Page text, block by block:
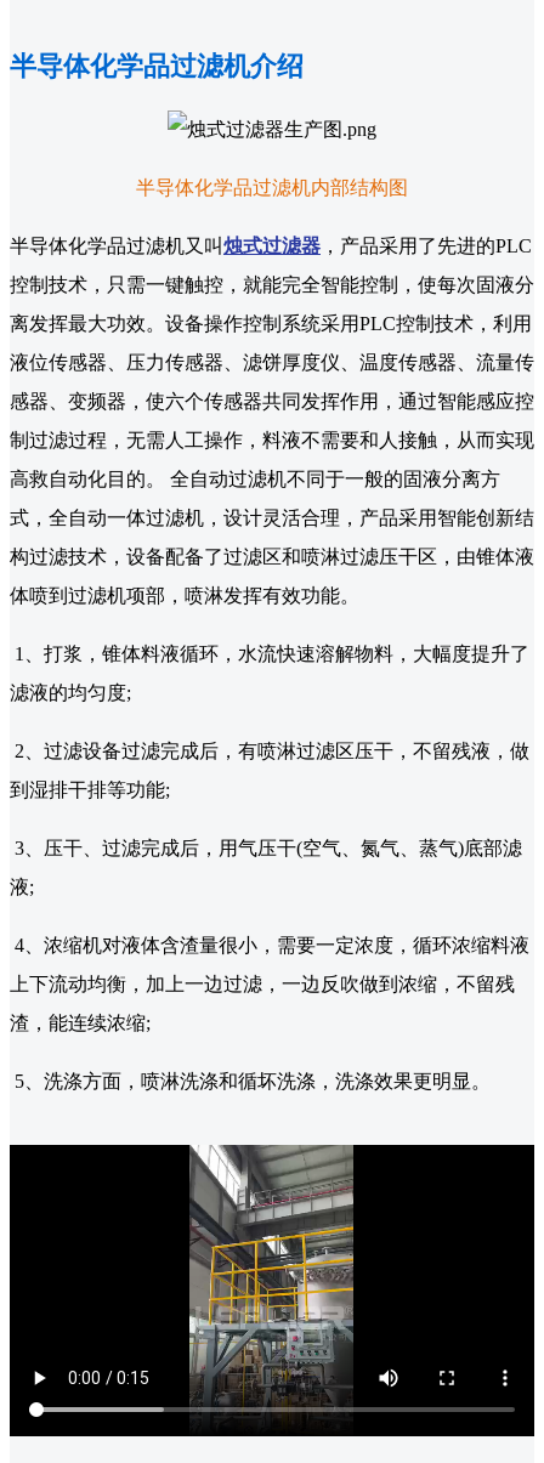
半导体化学品过滤机介绍
半导体化学品过滤机内部结构图
半导体化学品过滤机又叫烛式过滤器 ，产品采用了先进的PLC
控制技术，只需一键触控，就能完全智能控制，使每次固液分
离发挥最大功效。设备操作控制系统采用PLC控制技术，利用
液位传感器、压力传感器、滤饼厚度仪、温度传感器、流量传
感器、变频器，使六个传感器共同发挥作用，通过智能感应控
制过滤过程，无需人工操作，料液不需要和人接触，从而实现
高救自动化目的。 全自动过滤机不同于一般的固液分离方
式，全自动一体过滤机，设计灵活合理，产品采用智能创新结
构过滤技术，设备配备了过滤区和喷淋过滤压干区，由锥体液
体喷到过滤机项部，喷淋发挥有效功能。
1、打浆，锥体料液循环，水流快速溶解物料，大幅度提升了
滤液的均匀度;
2、过滤设备过滤完成后，有喷淋过滤区压干，不留残液，做
到湿排干排等功能;
3、压干、过滤完成后，用气压干(空气、氮气、蒸气)底部滤
液;
4、浓缩机对液体含渣量很小，需要一定浓度，循环浓缩料液
上下流动均衡，加上一边过滤，一边反吹做到浓缩，不留残
渣，能连续浓缩;
5、洗涤方面，喷淋洗涤和循坏洗涤，洗涤效果更明显。